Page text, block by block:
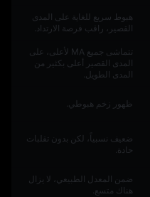
هبوط سريع للغاية على المدى
القصير، راقب فرصة الارتداد.
تتماشى جميع MA لأعلى، على
المدى القصير أعلى بكثير من
المدى الطويل.
ظهور زخم هبوطي.
ضعيف نسبياً، لكن بدون تقلبات
حادة.
ضمن المعدل الطبيعي، لا يزال
هناك متسع.